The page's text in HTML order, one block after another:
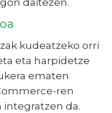
daitezen.
kudeatzeko orri
eta harpidetze
ematen
ren
da.